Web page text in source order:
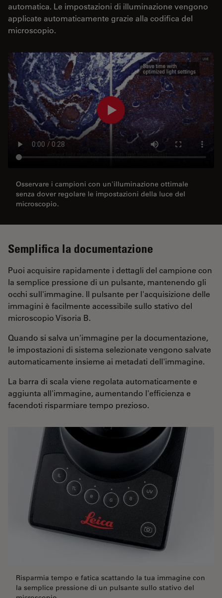
automatica. Le impostazioni di illuminazione vengono
applicate automaticamente grazie alla codifica del
microscopio.
Osservare i campioni con un'illuminazione ottimale
senza dover regolare le impostazioni della luce del
microscopio.
Semplifica la documentazione
Puoi acquisire rapidamente i dettagli del campione con
la semplice pressione di un pulsante, mantenendo gli
occhi sull'immagine. Il pulsante per l'acquisizione delle
immagini è facilmente accessibile sullo stativo del
microscopio Visoria B.
Quando si salva un'immagine per la documentazione,
le impostazioni di sistema selezionate vengono salvate
automaticamente insieme ai metadati dell'immagine.
La barra di scala viene regolata automaticamente e
aggiunta all'immagine, aumentando l'efficienza e
facendoti risparmiare tempo prezioso.
Risparmia tempo e fatica scattando la tua immagine con
la semplice pressione di un pulsante sullo stativo del